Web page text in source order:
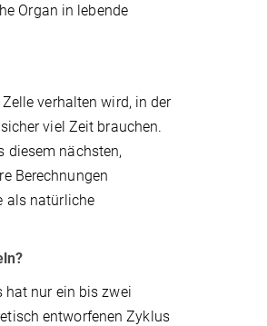
Organ in lebende
verhalten wird, in der
viel Zeit brauchen.
diesem nächsten,
Berechnungen
als natürliche
hat nur ein bis zwei
entworfenen Zyklus